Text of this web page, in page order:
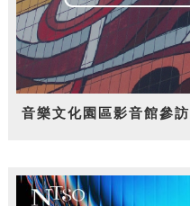
音樂文化園區影音館參